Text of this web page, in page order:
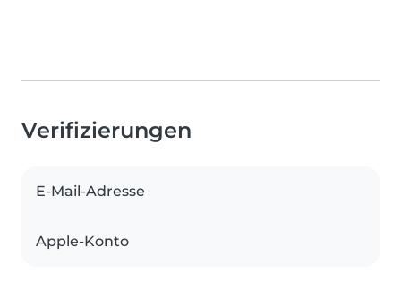
Verifizierungen
E-Mail-Adresse
Apple-Konto